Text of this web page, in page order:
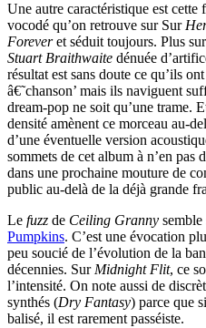
Une autre caractéristique est cette
vocodé qu’on retrouve sur Sur
Foreveret séduit toujours. Plus
Stuart Braithwaite dénuée
résultat est sans doute ce qu’ils
â€˜chanson’ mais ils naviguent
dream-pop ne soit qu’une trame.
densité amènent ce morceau au-
d’une éventuelle version
sommets de cet album à n’en pas
dans une prochaine mouture de
public au-delà de la déjà grande
Le fuzz de Ceiling Granny semble
Pumpkins. C’est une évocation
peu soucié de l’évolution de la
décennies. Sur Midnight Flit, ce
l’intensité. On note aussi de
synthés (Dry Fantasy) parce que
balisé, il est rarement passéiste.